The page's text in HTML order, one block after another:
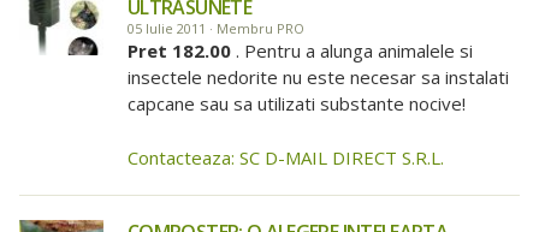
ULTRASUNETE
05 Iulie 2011 · Membru PRO
Pret 182.00 . Pentru a alunga animalele si
insectele nedorite nu este necesar sa instalati
capcane sau sa utilizati substante nocive!
Contacteaza: SC D-MAIL DIRECT S.R.L.